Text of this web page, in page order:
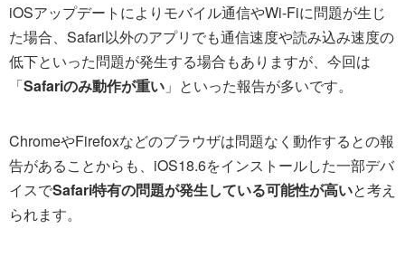
iOSアップデートによりモバイル通信やWi-Fiに問題が生じ
た場合、Safari以外のアプリでも通信速度や読み込み速度の
低下といった問題が発生する場合もありますが、今回は
「Safariのみ動作が重い 」といった報告が多いです。
ChromeやFirefoxなどのブラウザは問題なく動作するとの報
告があることからも、iOS18.6をインストールした一部デバ
イスでSafari特有の問題が発生している可能性が高いと考え
られます。